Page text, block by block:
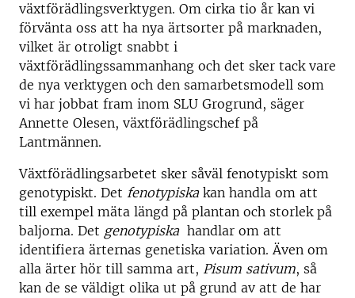
växtförädlingsverktygen. Om cirka tio år kan vi
förvänta oss att ha nya ärtsorter på marknaden,
vilket är otroligt snabbt i
växtförädlingssammanhang och det sker tack vare
de nya verktygen och den samarbetsmodell som
vi har jobbat fram inom SLU Grogrund, säger
Annette Olesen, växtförädlingschef på
Lantmännen.
Växtförädlingsarbetet sker såväl fenotypiskt som
genotypiskt. Det fenotypiskakan handla om att
till exempel mäta längd på plantan och storlek på
baljorna. Det genotypiska handlar om att
identifiera ärternas genetiska variation. Även om
alla ärter hör till samma art, Pisum sativum, så
kan de se väldigt olika ut på grund av att de har